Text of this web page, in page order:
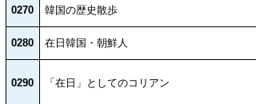
0270 韓国の歴史散歩
0280 在日韓国・朝鮮人
0290 「在日」としてのコリアン